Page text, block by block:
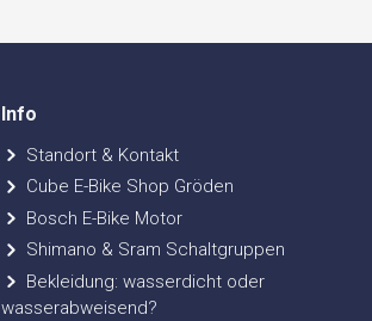
Info
Standort & Kontakt
Cube E-Bike Shop Gröden
Bosch E-Bike Motor
Shimano & Sram Schaltgruppen
Bekleidung: wasserdicht oder
wasserabweisend?